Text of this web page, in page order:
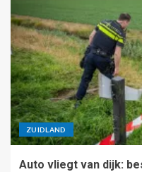
ZUIDLAND
Auto vliegt van dijk: